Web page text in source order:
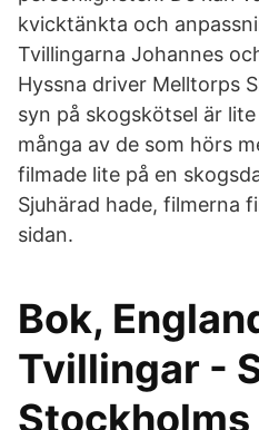
kvicktänkta och
Tvillingarna Johannes
Hyssna driver Melltorps
syn på skogskötsel är
många av de som hörs
filmade lite på en
Sjuhärad hade, filmerna
sidan.
Bok,
Tvillingar -
Stockholms